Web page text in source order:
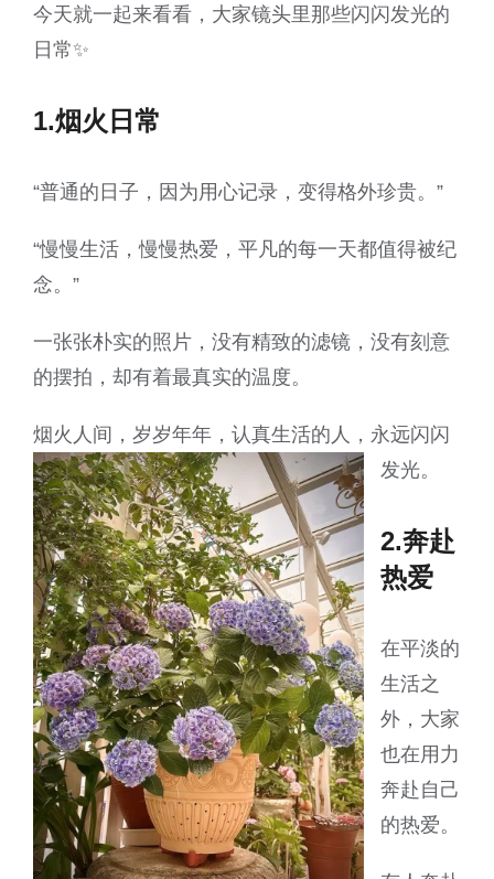
今天就一起来看看，大家镜头里那些闪闪发光的
日常✨
1.烟火日常
“普通的日子，因为用心记录，变得格外珍贵。”
“慢慢生活，慢慢热爱，平凡的每一天都值得被纪
念。”
一张张朴实的照片，没有精致的滤镜，没有刻意
的摆拍，却有着最真实的温度。
烟火人间，岁岁年年，认真生活的人，永远闪闪
发光。
2.奔赴
热爱
在平淡的
生活之
外，大家
也在用力
奔赴自己
的热爱。